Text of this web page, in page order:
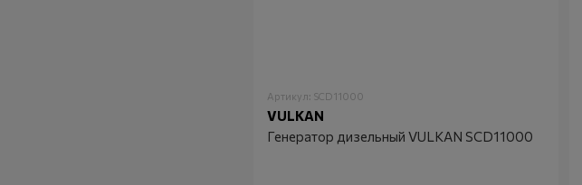
Артикул: SCD11000
VULKAN
Генератор дизельный VULKAN SCD11000